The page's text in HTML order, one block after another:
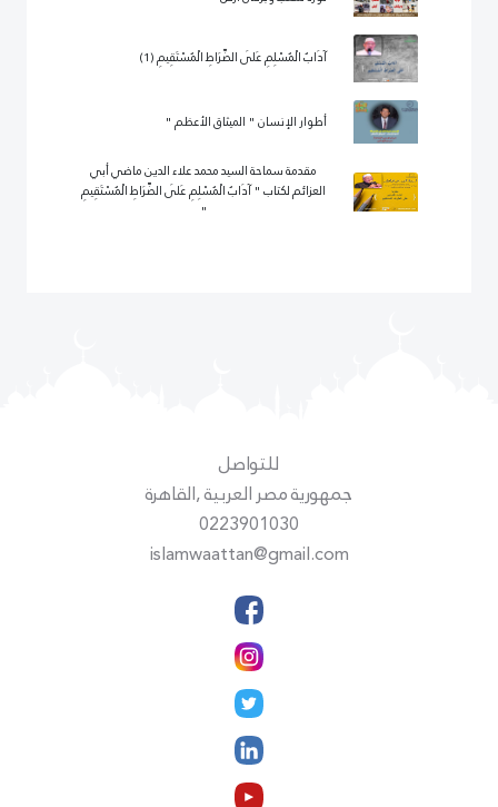
آدَابُ الْمُسْلِمِ عَلَى الصِّرَاطِ الْمُسْتَقِيمِ (1)
أطوار الإنسان " الميثاق الأعظم "
مقدمة سماحة السيد محمد علاء الدين ماضي أبي
العزائم لكتاب " آدَابُ الْمُسْلِمِ عَلَى الصِّرَاطِ الْمُسْتَقِيمِ
"
للتواصل
جمهورية مصر العربية ,القاهرة
0223901030
islamwaattan@gmail.com